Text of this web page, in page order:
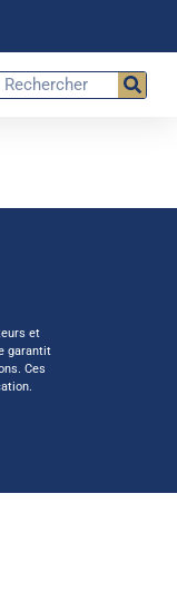
et
garantit
Ces